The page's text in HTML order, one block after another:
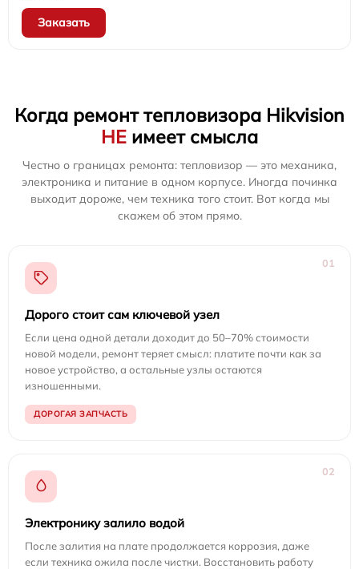
Заказать
Когда ремонт тепловизора Hikvision
НЕ имеет смысла
Честно о границах ремонта: тепловизор — это механика,
электроника и питание в одном корпусе. Иногда починка
выходит дороже, чем техника того стоит. Вот когда мы
скажем об этом прямо.
01
Дорого стоит сам ключевой узел
Если цена одной детали доходит до 50–70% стоимости
новой модели, ремонт теряет смысл: платите почти как за
новое устройство, а остальные узлы остаются
изношенными.
ДОРОГАЯ ЗАПЧАСТЬ
02
Электронику залило водой
После залития на плате продолжается коррозия, даже
если техника ожила после чистки. Восстановить работу